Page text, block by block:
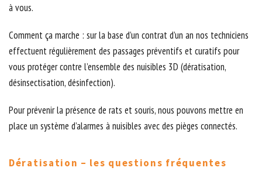
à vous.
Comment ça marche : sur la base d’un contrat d’un an nos techniciens
effectuent régulièrement des passages préventifs et curatifs pour
vous protéger contre l’ensemble des nuisibles 3D (dératisation,
désinsectisation, désinfection).
Pour prévenir la présence de rats et souris, nous pouvons mettre en
place un système d’alarmes à nuisibles avec des pièges connectés.
Dératisation – les questions fréquentes